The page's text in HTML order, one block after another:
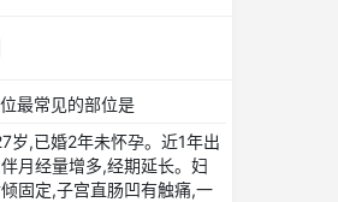
最常见的部位是
岁,已婚2年未怀孕。近1年出
月经量增多,经期延长。妇
固定,子宫直肠凹有触痛,一